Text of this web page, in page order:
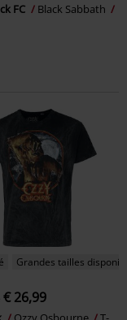
FC
Black Sabbath
Grandes tailles
€ 26,99